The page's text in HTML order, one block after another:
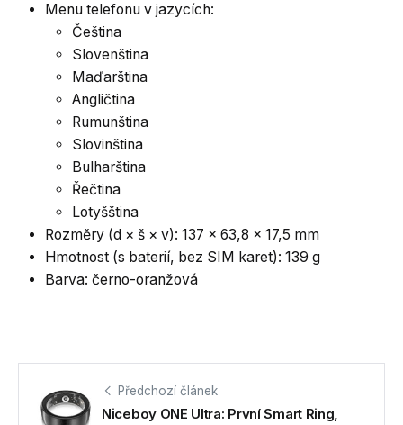
Menu telefonu v jazycích:
Čeština
Slovenština
Maďarština
Angličtina
Rumunština
Slovinština
Bulharština
Řečtina
Lotyšština
Rozměry (d × š × v): 137 × 63,8 × 17,5 mm
Hmotnost (s baterií, bez SIM karet): 139 g
Barva: černo-oranžová
Předchozí článek
Niceboy ONE Ultra: První Smart Ring,